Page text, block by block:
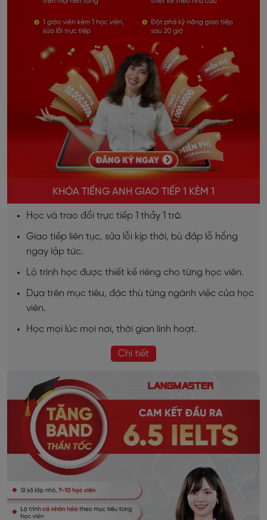
KHÓA TIẾNG ANH GIAO TIẾP 1 KÈM 1
Học và trao đổi trực tiếp 1 thầy 1 trò.
Giao tiếp liên tục, sửa lỗi kịp thời, bù đắp lỗ hổng
ngay lập tức.
Lộ trình học được thiết kế riêng cho từng học viên.
Dựa trên mục tiêu, đặc thù từng ngành việc của học
viên.
Học mọi lúc mọi nơi, thời gian linh hoạt.
Chi tiết